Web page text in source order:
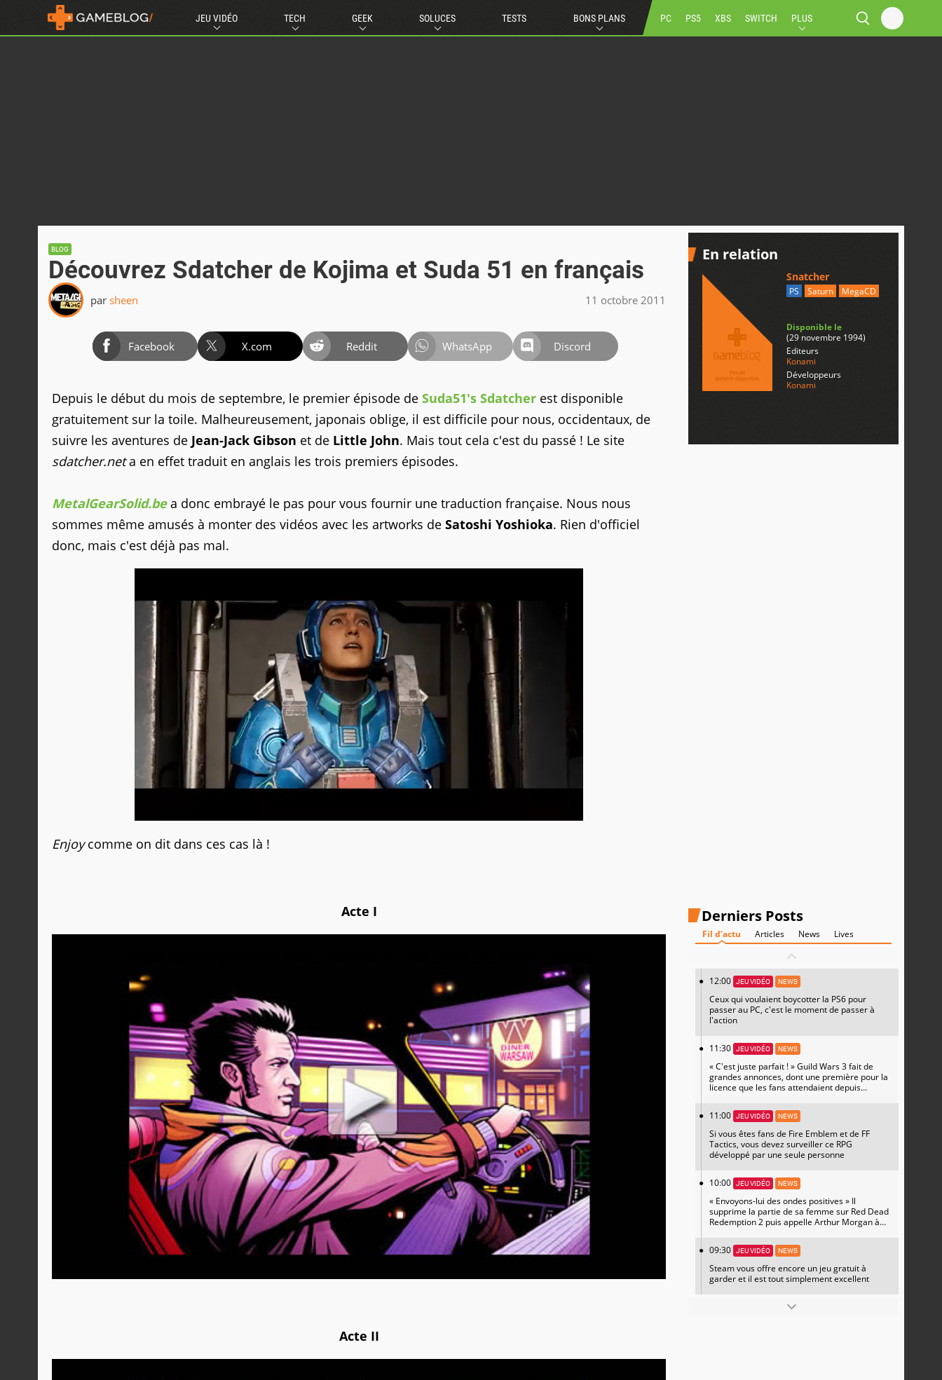
JEU VIDÉO TECH GEEK SOLUCES TESTS BONS PLANS PC PS5 XBS SWITCH PLUS
BLOG
Découvrez Sdatcher de Kojima et Suda 51 en français
par sheen 11 octobre 2011
Facebook X.com Reddit WhatsApp Discord
Depuis le début du mois de septembre, le premier épisode de Suda51's Sdatcher est disponible
gratuitement sur la toile. Malheureusement, japonais oblige, il est difficile pour nous, occidentaux, de
suivre les aventures de Jean-Jack Gibson et de Little John. Mais tout cela c'est du passé ! Le site
sdatcher.neta en effet traduit en anglais les trois premiers épisodes.
MetalGearSolid.bea donc embrayé le pas pour vous fournir une traduction française. Nous nous
sommes même amusés à monter des vidéos avec les artworks de Satoshi Yoshioka. Rien d'officiel
donc, mais c'est déjà pas mal.
Enjoycomme on dit dans ces cas là !
Acte I
Acte II
En relation
Snatcher
PS Saturn MegaCD
Disponible le
(29 novembre 1994)
Editeurs
Konami
Développeurs
Konami
Derniers Posts
Fil d'actu Articles News Lives
12:00 JEU VIDÉO NEWS
Ceux qui voulaient boycotter la PS6 pour
passer au PC, c'est le moment de passer à
l'action
11:30 JEU VIDÉO NEWS
« C'est juste parfait ! » Guild Wars 3 fait de
grandes annonces, dont une première pour la
licence que les fans attendaient depuis
11:00
JEU VIDÉO NEWS
Si vous êtes fans de Fire Emblem et de FF
Tactics, vous devez surveiller ce RPG
développé par une seule personne
10:00 JEU VIDÉO NEWS
« Envoyons-lui des ondes positives » Il
supprime la partie de sa femme sur Red Dead
Redemption 2 puis appelle Arthur Morgan à
09:30
JEU VIDÉO NEWS
Steam vous offre encore un jeu gratuit à
garder et il est tout simplement excellent